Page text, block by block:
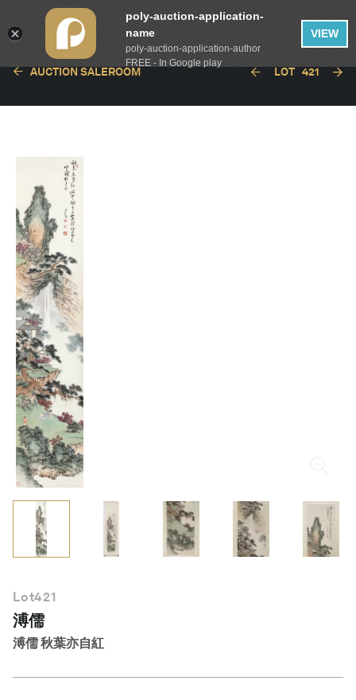
繁體中文
AUCTION SALEROOM LOT 421
Lot421
溥儒
溥儒 秋葉亦自紅
poly-auction-application-
name
poly-auction-application-author
FREE - In Google play
VIEW